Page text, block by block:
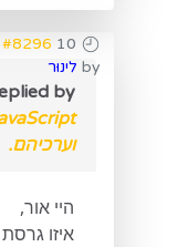
10 years 8 months ago
#8296
by לינוּר
by
וערכיהם.
היי אור,
איזו גרסת